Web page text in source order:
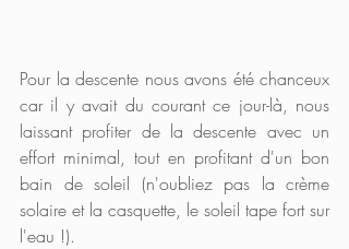
Pour la descente nous avons été chanceux
car il y avait du courant ce jour-là, nous
laissant profiter de la descente avec un
effort minimal, tout en profitant d'un bon
bain de soleil (n'oubliez pas la crème
solaire et la casquette, le soleil tape fort sur
l'eau !).